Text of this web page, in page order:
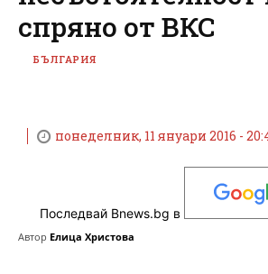
спряно от ВКС
БЪЛГАРИЯ
понеделник, 11 януари 2016 -
Последвай Bnews.bg в
Автор Елица Христова